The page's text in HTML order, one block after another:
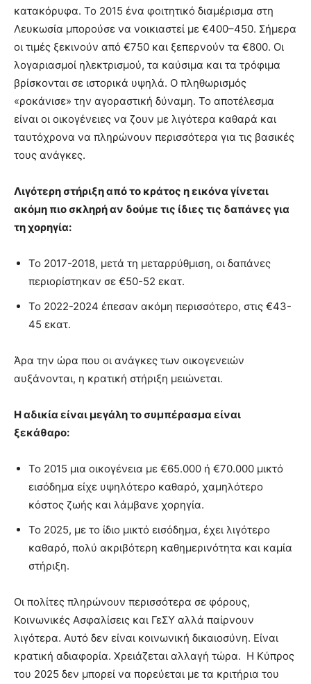
κατακόρυφα. Το 2015 ένα φοιτητικό διαμέρισμα στη
Λευκωσία μπορούσε να νοικιαστεί με €400–450. Σήμερα
οι τιμές ξεκινούν από €750 και ξεπερνούν τα €800. Οι
λογαριασμοί ηλεκτρισμού, τα καύσιμα και τα τρόφιμα
βρίσκονται σε ιστορικά υψηλά. Ο πληθωρισμός
«ροκάνισε» την αγοραστική δύναμη. Το αποτέλεσμα
είναι οι οικογένειες να ζουν με λιγότερα καθαρά και
ταυτόχρονα να πληρώνουν περισσότερα για τις βασικές
τους ανάγκες.
Λιγότερη στήριξη από το κράτος η εικόνα γίνεται
ακόμη πιο σκληρή αν δούμε τις ίδιες τις δαπάνες για
τη χορηγία:
Το 2017-2018, μετά τη μεταρρύθμιση, οι δαπάνες
περιορίστηκαν σε €50-52 εκατ.
Το 2022-2024 έπεσαν ακόμη περισσότερο, στις €43-
45 εκατ.
Άρα την ώρα που οι ανάγκες των οικογενειών
αυξάνονται, η κρατική στήριξη μειώνεται.
Η αδικία είναι μεγάλη το συμπέρασμα είναι
ξεκάθαρο:
Το 2015 μια οικογένεια με €65.000 ή €70.000 μικτό
εισόδημα είχε υψηλότερο καθαρό, χαμηλότερο
κόστος ζωής και λάμβανε χορηγία.
Το 2025, με το ίδιο μικτό εισόδημα, έχει λιγότερο
καθαρό, πολύ ακριβότερη καθημερινότητα και καμία
στήριξη.
Οι πολίτες πληρώνουν περισσότερα σε φόρους,
Κοινωνικές Ασφαλίσεις και ΓεΣΥ αλλά παίρνουν
λιγότερα. Αυτό δεν είναι κοινωνική δικαιοσύνη. Είναι
κρατική αδιαφορία. Χρειάζεται αλλαγή τώρα. Η Κύπρος
του 2025 δεν μπορεί να πορεύεται με τα κριτήρια του